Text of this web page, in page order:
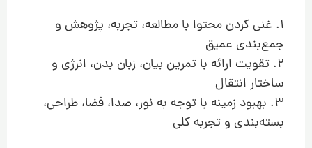
1. غنی کردن محتوا با مطالعه، تجربه، پژوهش و
جمع‌بندی عمیق
2. تقویت ارائه با تمرین بیان، زبان بدن، انرژی و
ساختار انتقال
3. بهبود زمینه با توجه به نور، صدا، فضا، طراحی،
بسته‌بندی و تجربه کلی